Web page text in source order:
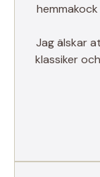
Jag älskar
klassiker